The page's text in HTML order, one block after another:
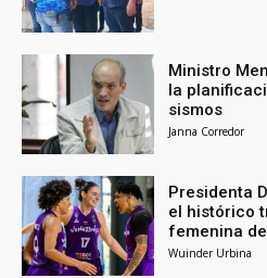
Ministro
la
sismos
Janna Corredor
Presidenta
el histórico
femenina
Wuinder Urbina